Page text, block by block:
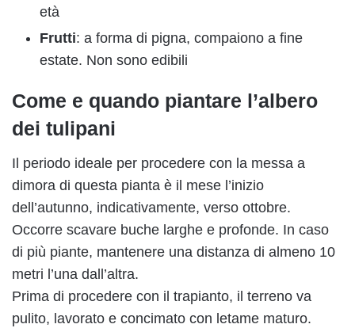
età
Frutti: a forma di pigna, compaiono a fine
estate. Non sono edibili
Come e quando piantare l’albero
dei tulipani
Il periodo ideale per procedere con la messa a
dimora di questa pianta è il mese l’inizio
dell’autunno, indicativamente, verso ottobre.
Occorre scavare buche larghe e profonde. In caso
di più piante, mantenere una distanza di almeno 10
metri l’una dall’altra.
Prima di procedere con il trapianto, il terreno va
pulito, lavorato e concimato con letame maturo.